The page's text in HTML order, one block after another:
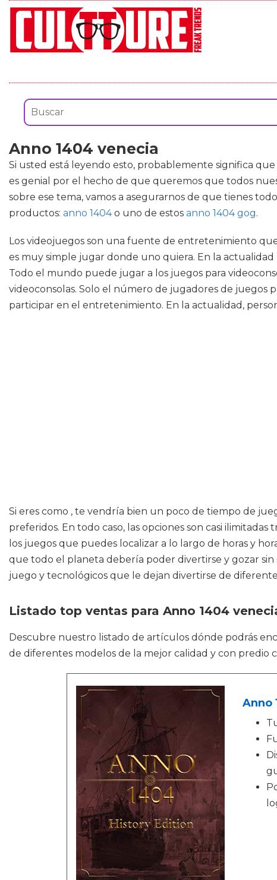
Anno 1404 venecia
Si usted está leyendo esto, probablemente significa
es genial por el hecho de que queremos que todos
sobre ese tema, vamos a asegurarnos de que tienes
productos: anno 1404o uno de estos anno 1404 gog.
Los videojuegos son una fuente de entretenimiento
es muy simple jugar donde uno quiera. En la
Todo el mundo puede jugar a los juegos para
videoconsolas. Solo el número de jugadores de juegos
participar en el entretenimiento. En la actualidad,
Si eres como , te vendría bien un poco de tiempo de
preferidos. En todo caso, las opciones son casi
los juegos que puedes localizar a lo largo de horas y
que todo el planeta debería poder divertirse y gozar
juego y tecnológicos que le dejan divertirse de
Listado top ventas para Anno 1404
Descubre nuestro listado de artículos dónde podrás
de diferentes modelos de la mejor calidad y con predio
Anno